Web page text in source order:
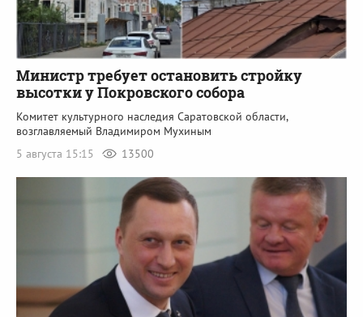
Министр требует остановить стройку
высотки у Покровского собора
Комитет культурного наследия Саратовской области,
возглавляемый Владимиром Мухиным
5 августа 15:15
13500